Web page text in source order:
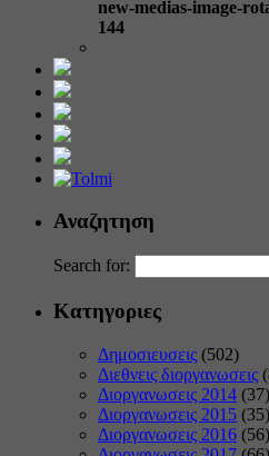
new-medias-image-
144
Αναζητηση
Search for:
Κατηγοριες
Δημοσιευσεις (502)
Διεθνεις διοργανωσεις
Διοργανωσεις 2014 (37)
Διοργανωσεις 2015 (35)
Διοργανωσεις 2016 (56)